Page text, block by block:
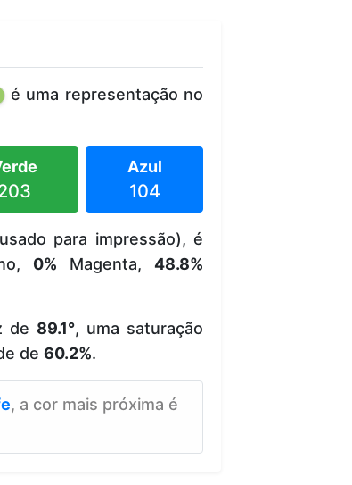
é uma representação no
Azul
104
para impressão), é
0% Magenta, 48.8%
de 89.1°, uma saturação
de 60.2%.
, a cor mais próxima é